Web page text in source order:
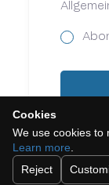
Cookies
We use cookies to
Learn more
Reject